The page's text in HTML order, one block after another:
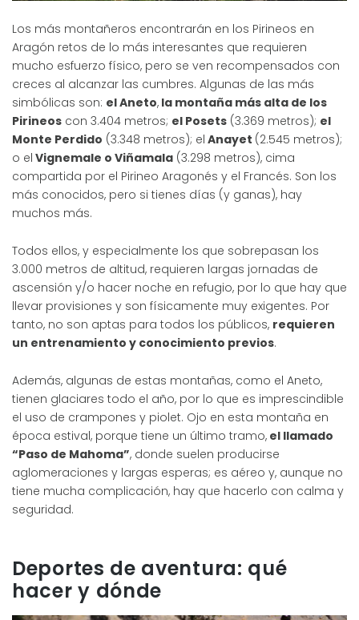
Los más montañeros encontrarán en los Pirineos en
Aragón retos de lo más interesantes que requieren
mucho esfuerzo físico, pero se ven recompensados con
creces al alcanzar las cumbres. Algunas de las más
simbólicas son: el Aneto, la montaña más alta de los
Pirineos con 3.404 metros; el Posets (3.369 metros); el
Monte Perdido (3.348 metros); el Anayet (2.545 metros);
o el Vignemale o Viñamala (3.298 metros), cima
compartida por el Pirineo Aragonés y el Francés. Son los
más conocidos, pero si tienes días (y ganas), hay
muchos más.
Todos ellos, y especialmente los que sobrepasan los
3.000 metros de altitud, requieren largas jornadas de
ascensión y/o hacer noche en refugio, por lo que hay que
llevar provisiones y son físicamente muy exigentes. Por
tanto, no son aptas para todos los públicos, requieren
un entrenamiento y conocimiento previos.
Además, algunas de estas montañas, como el Aneto,
tienen glaciares todo el año, por lo que es imprescindible
el uso de crampones y piolet. Ojo en esta montaña en
época estival, porque tiene un último tramo, el llamado
“Paso de Mahoma”, donde suelen producirse
aglomeraciones y largas esperas; es aéreo y, aunque no
tiene mucha complicación, hay que hacerlo con calma y
seguridad.
Deportes de aventura: qué
hacer y dónde